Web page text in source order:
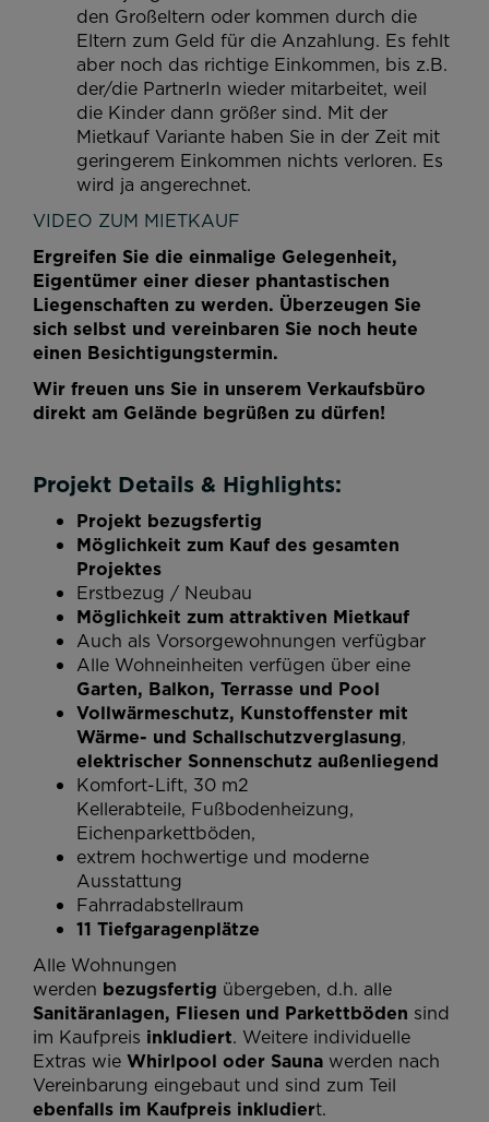
den Großeltern oder kommen durch die
Eltern zum Geld für die Anzahlung. Es fehlt
aber noch das richtige Einkommen, bis z.B.
der/die PartnerIn wieder mitarbeitet, weil
die Kinder dann größer sind. Mit der
Mietkauf Variante haben Sie in der Zeit mit
geringerem Einkommen nichts verloren. Es
wird ja angerechnet.
VIDEO ZUM MIETKAUF
Ergreifen Sie die einmalige Gelegenheit,
Eigentümer einer dieser phantastischen
Liegenschaften zu werden. Überzeugen Sie
sich selbst und vereinbaren Sie noch heute
einen Besichtigungstermin.
Wir freuen uns Sie in unserem Verkaufsbüro
direkt am Gelände begrüßen zu dürfen!
Projekt Details & Highlights:
Projekt bezugsfertig
Möglichkeit zum Kauf des gesamten
Projektes
Erstbezug / Neubau
Möglichkeit zum attraktiven Mietkauf
Auch als Vorsorgewohnungen verfügbar
Alle Wohneinheiten verfügen über eine
Garten, Balkon, Terrasse und Pool
Vollwärmeschutz, Kunstoffenster mit
Wärme- und Schallschutzverglasung,
elektrischer Sonnenschutz außenliegend
Komfort-Lift, 30 m2
Kellerabteile, Fußbodenheizung,
Eichenparkettböden,
extrem hochwertige und moderne
Ausstattung
Fahrradabstellraum
11 Tiefgaragenplätze
Alle Wohnungen
werden bezugsfertig übergeben, d.h. alle
Sanitäranlagen, Fliesen und Parkettböden sind
im Kaufpreis inkludiert. Weitere individuelle
Extras wie Whirlpool oder Sauna werden nach
Vereinbarung eingebaut und sind zum Teil
ebenfalls im Kaufpreis inkludiert.